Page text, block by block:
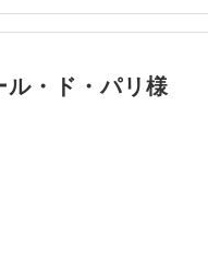
ル・ド・パリ様